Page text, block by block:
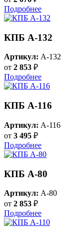
Подробнее
КПБ A-132
Артикул: A-132
от 2 853 ₽
Подробнее
КПБ A-116
Артикул: A-116
от 3 495 ₽
Подробнее
КПБ A-80
Артикул: A-80
от 2 853 ₽
Подробнее